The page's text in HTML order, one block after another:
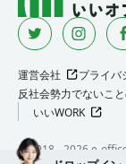
運営会社 プライバ
反社会勢力でないこ
いいWORK
©︎ 2018 - 2026 e-